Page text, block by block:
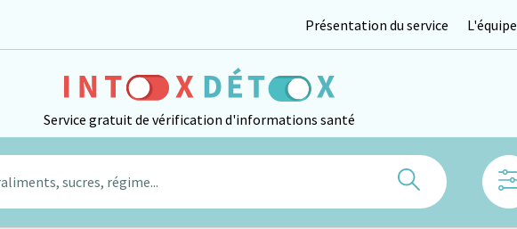
Service gratuit de vérification d'informations santé
Présentation du service L'équipe
sucres, régime... Rechercher